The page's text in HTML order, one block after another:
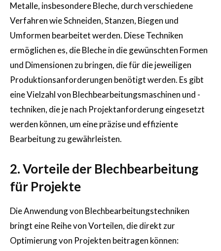
Metalle, insbesondere Bleche, durch verschiedene
Verfahren wie Schneiden, Stanzen, Biegen und
Umformen bearbeitet werden. Diese Techniken
ermöglichen es, die Bleche in die gewünschten Formen
und Dimensionen zu bringen, die für die jeweiligen
Produktionsanforderungen benötigt werden. Es gibt
eine Vielzahl von Blechbearbeitungsmaschinen und -
techniken, die je nach Projektanforderung eingesetzt
werden können, um eine präzise und effiziente
Bearbeitung zu gewährleisten.
2. Vorteile der Blechbearbeitung
für Projekte
Die Anwendung von Blechbearbeitungstechniken
bringt eine Reihe von Vorteilen, die direkt zur
Optimierung von Projekten beitragen können: